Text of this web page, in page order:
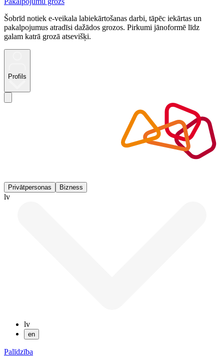
Šobrīd notiek e-veikala labiekārtošanas darbi, tāpēc iekārtas un
pakalpojumus atradīsi dažādos grozos. Pirkumi jānoformē līdz
galam katrā grozā atsevišķi.
Profils
Privātpersonas Bizness
lv
lv
en
Palīdzība